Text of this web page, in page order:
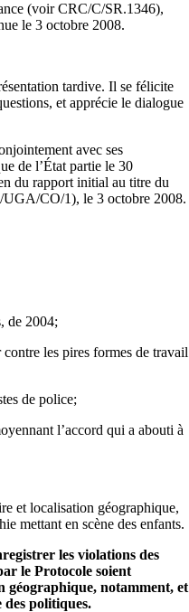
(voir CRC/C/SR.1346),
le 3 octobre 2008.
tardive. Il se félicite
et apprécie le dialogue
avec ses
de l’État partie le 30
du rapport initial au titre du
UGA/CO/1), le 3 octobre 2008.
de 2004;
les pires formes de travail
de police;
l’accord qui a abouti à
et localisation géographique,
mettant en scène des enfants.
les violations des
le Protocole soient
géographique, notamment, et
des politiques.